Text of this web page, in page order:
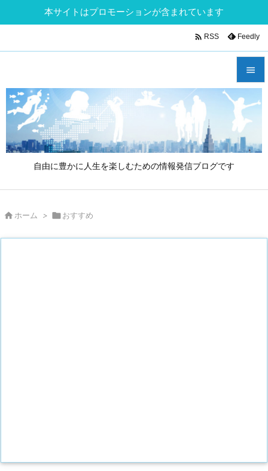
本サイトはプロモーションが含まれています
自由に豊かに人生を楽しむための情報発信ブログです


メニュ

サイド


 RSS Feedly
ホーム > おすすめ